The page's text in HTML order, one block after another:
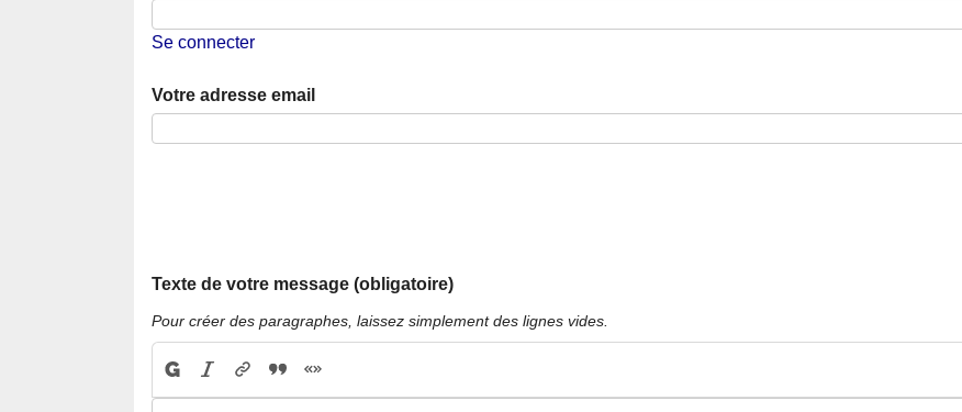
Se connecter
Votre adresse email
Texte de votre message (obligatoire)
Pour créer des paragraphes, laissez simplement des lignes vides.